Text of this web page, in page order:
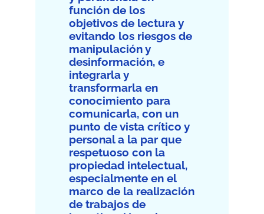
función de los
objetivos de lectura y
evitando los riesgos de
manipulación y
desinformación, e
integrarla y
transformarla en
conocimiento para
comunicarla, con un
punto de vista crítico y
personal a la par que
respetuoso con la
propiedad intelectual,
especialmente en el
marco de la realización
de trabajos de